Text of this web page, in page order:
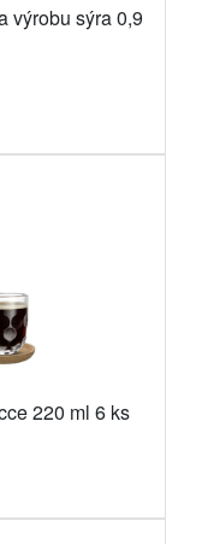
výrobu sýra 0,9
220 ml 6 ks